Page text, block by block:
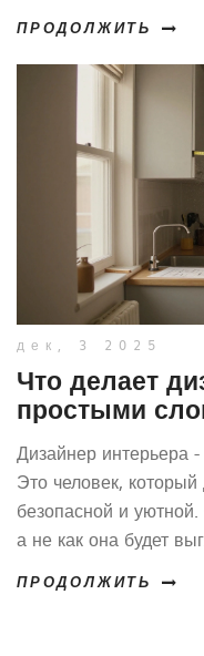
бумажек.
ПРОДОЛЖИТЬ
дек, 3 2025
Что делает
простыми
Дизайнер интерьера -
Это человек,
безопасной и
а не как она будет
ПРОДОЛЖИТЬ